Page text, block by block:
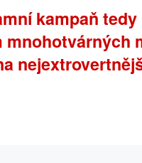
kampaň
mnohotvárných